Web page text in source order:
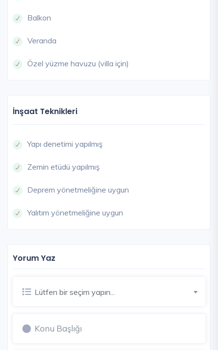
Balkon
Veranda
Özel yüzme havuzu (villa için)
İnşaat Teknikleri
Yapı denetimi yapılmış
Zemin etüdü yapılmış
Deprem yönetmeliğine uygun
Yalıtım yönetmeliğine uygun
Yorum Yaz
Lütfen bir seçim yapın...